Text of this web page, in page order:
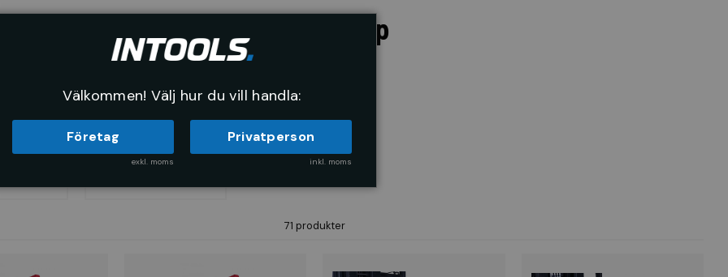
Lyftredskap
71 produkter
Välkommen! Välj hur du vill handla:
Företag
exkl. moms
Privatperson
inkl. moms